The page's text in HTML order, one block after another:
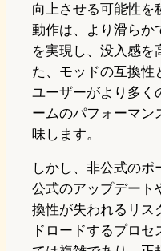
向上させる可能性を
動作は、より滑らか
を実現し、没入感を
た、モッドの互換性
ユーザーがより多く
ームのパフォーマン
味します。
しかし、非公式の
公式のアップデート
換性が失われるリス
ドロードするプロ